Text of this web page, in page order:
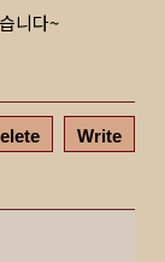
니다~
Write